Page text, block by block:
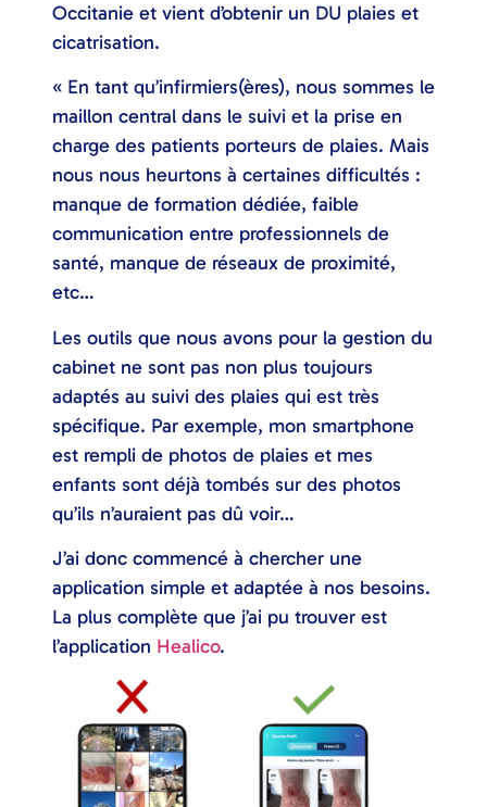
Occitanie et vient d’obtenir un DU plaies et
cicatrisation.
« En tant qu’infirmiers(ères), nous sommes le
maillon central dans le suivi et la prise en
charge des patients porteurs de plaies. Mais
nous nous heurtons à certaines difficultés :
manque de formation dédiée, faible
communication entre professionnels de
santé, manque de réseaux de proximité,
etc…
Les outils que nous avons pour la gestion du
cabinet ne sont pas non plus toujours
adaptés au suivi des plaies qui est très
spécifique. Par exemple, mon smartphone
est rempli de photos de plaies et mes
enfants sont déjà tombés sur des photos
qu’ils n’auraient pas dû voir…
J’ai donc commencé à chercher une
application simple et adaptée à nos besoins.
La plus complète que j’ai pu trouver est
l’application Healico.